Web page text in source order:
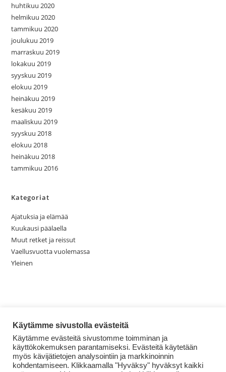
huhtikuu 2020
helmikuu 2020
tammikuu 2020
joulukuu 2019
marraskuu 2019
lokakuu 2019
syyskuu 2019
elokuu 2019
heinäkuu 2019
kesäkuu 2019
maaliskuu 2019
syyskuu 2018
elokuu 2018
heinäkuu 2018
tammikuu 2016
Kategoriat
Ajatuksia ja elämää
Kuukausi päälaella
Muut retket ja reissut
Vaellusvuotta vuolemassa
Yleinen
Käytämme sivustolla evästeitä
Käytämme evästeitä sivustomme toimminan ja
käyttökokemuksen parantamiseksi. Evästeitä käytetään
myös kävijätietojen analysointiin ja markkinoinnin
kohdentamiseen. Klikkaamalla "Hyväksy" hyväksyt kaikki